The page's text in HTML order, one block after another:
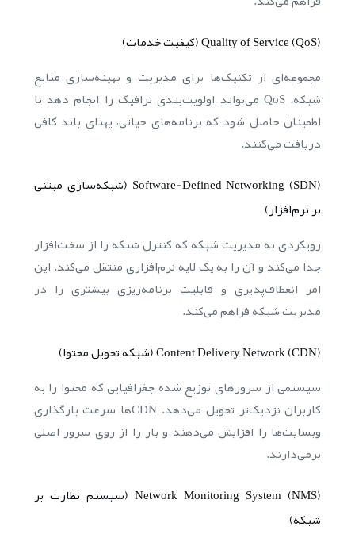
Quality of Service (QoS) (کیفیت خدمات)
مجموعه‌ای از تکنیک‌ها برای مدیریت و بهینه‌سازی منابع
شبکه. QoS می‌تواند اولویت‌بندی ترافیک را انجام دهد تا
اطمینان حاصل شود که برنامه‌های حیاتی، پهنای باند کافی
دریافت می‌کنند.
Software-Defined Networking (SDN) (شبکه‌سازی مبتنی
بر نرم‌افزار)
رویکردی به مدیریت شبکه که کنترل شبکه را از سخت‌افزار
جدا می‌کند و آن را به یک لایه نرم‌افزاری منتقل می‌کند. این
امر انعطاف‌پذیری و قابلیت برنامه‌ریزی بیشتری را در
مدیریت شبکه فراهم می‌کند.
Content Delivery Network (CDN) (شبکه تحویل محتوا)
سیستمی از سرورهای توزیع شده جغرافیایی که محتوا را به
کاربران نزدیک‌تر تحویل می‌دهد. CDN‌ها سرعت بارگذاری
وبسایت‌ها را افزایش می‌دهند و بار را از روی سرور اصلی
برمی‌دارند.
Network Monitoring System (NMS) (سیستم نظارت بر
شبکه)